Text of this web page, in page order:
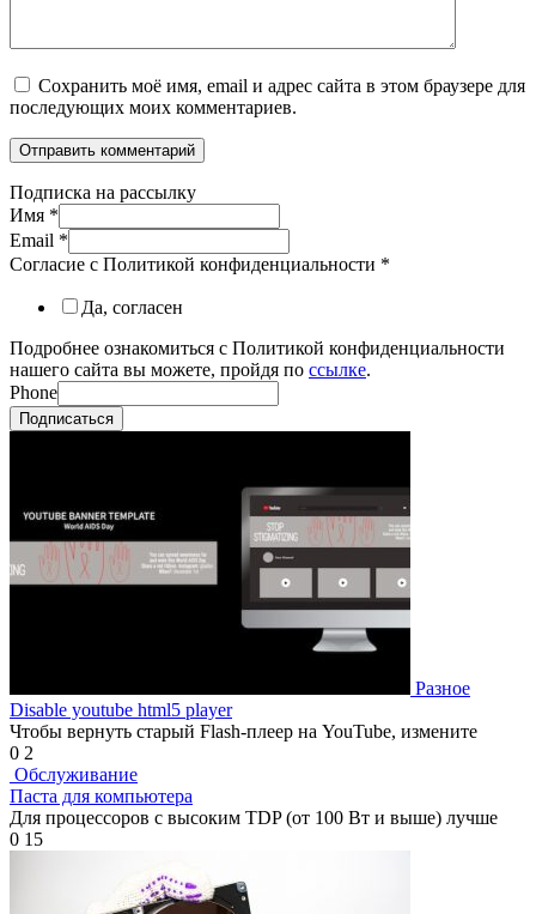
Сохранить моё имя, email и адрес сайта в этом браузере для
последующих моих комментариев.
Подписка на рассылку
Имя *
Email *
Согласие с Политикой конфиденциальности *
Да, согласен
Подробнее ознакомиться с Политикой конфиденциальности
нашего сайта вы можете, пройдя по ссылке.
Phone
Подписаться
Разное
Disable youtube html5 player
Чтобы вернуть старый Flash-плеер на YouTube, измените
0 2
Обслуживание
Паста для компьютера
Для процессоров с высоким TDP (от 100 Вт и выше) лучше
0 15